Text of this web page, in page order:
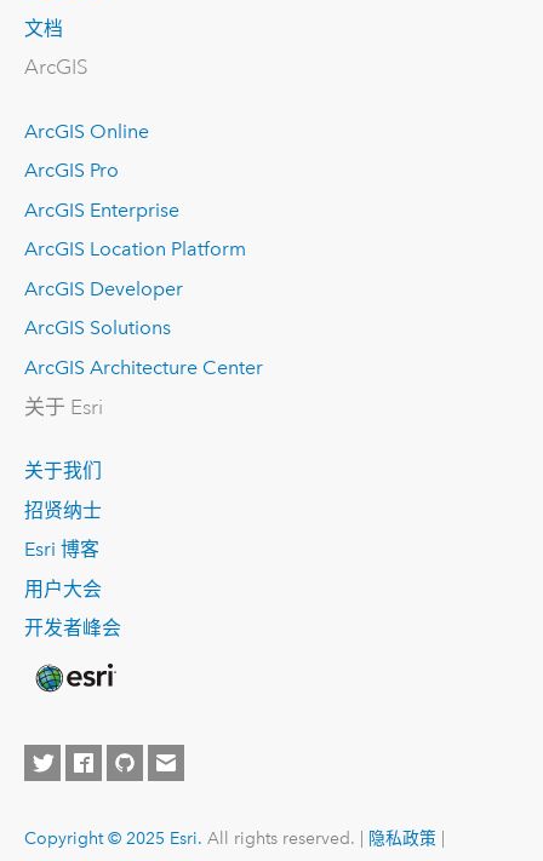
文档
ArcGIS
ArcGIS Online
ArcGIS Pro
ArcGIS Enterprise
ArcGIS Location Platform
ArcGIS Developer
ArcGIS Solutions
ArcGIS Architecture Center
关于 Esri
关于我们
招贤纳士
Esri 博客
用户大会
开发者峰会
Copyright © 2025 Esri. All rights reserved. | 隐私政策